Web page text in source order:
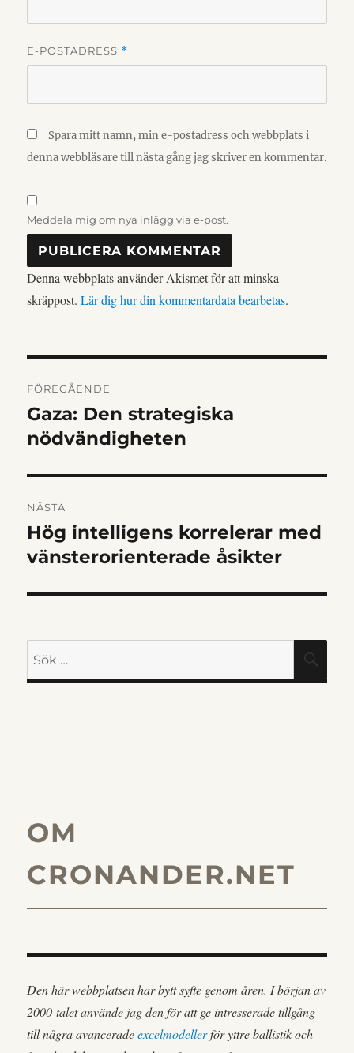
E-POSTADRESS *
Spara mitt namn, min e-postadress och webbplats i
denna webbläsare till nästa gång jag skriver en kommentar.
Meddela mig om nya inlägg via e-post.
Denna webbplats använder Akismet för att minska
skräppost.Lär dig hur din kommentardata bearbetas.
FÖREGÅENDE
Föregående
inlägg:
Gaza: Den strategiska
nödvändigheten
NÄSTA
Nästa
inlägg:
Hög intelligens korrelerar med
vänsterorienterade åsikter
OM
CRONANDER.NET
Den här webbplatsen har bytt syfte genom åren. I början av
2000-talet använde jag den för att ge intresserade tillgång
till några avanceradeexcelmodellerför yttre ballistik och